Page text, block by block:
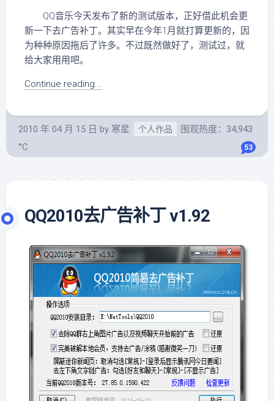
QQ音乐今天发布了新的测试版本，正好借此机会更
新一下去广告补丁。其实早在今年1月就打算更新的，因
为种种原因拖后了许多。不过既然做好了，测试过，就
给大家用用吧。
Continue reading...
2010 年 04 月 15 日 by 寒星 个人作品
围观热度：34,943
°C
53
QQ2010去广告补丁 v1.92